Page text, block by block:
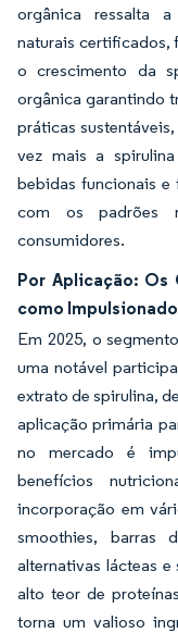
orgânica ressalta
naturais certificados,
o crescimento da
orgânica garantindo
práticas
vez mais a
bebidas funcionais e
com os padrões
consumidores.
Por Aplicação: Os
como
Em 2025, o
uma notável
extrato de spirulina,
aplicação primária
no mercado é
benefícios
incorporação em
smoothies, barras
alternativas lácteas
alto teor de
torna um valioso